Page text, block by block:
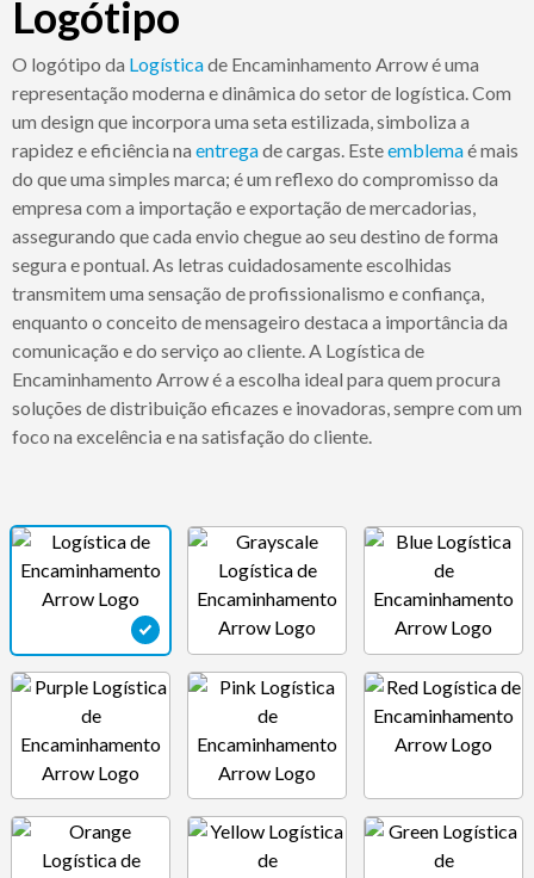
Logótipo
O logótipo da Logísticade Encaminhamento Arrow é uma
representação moderna e dinâmica do setor de logística. Com
um design que incorpora uma seta estilizada, simboliza a
rapidez e eficiência na entregade cargas. Esteemblemaé mais
do que uma simples marca; é um reflexo do compromisso da
empresa com a importação e exportação de mercadorias,
assegurando que cada envio chegue ao seu destino de forma
segura e pontual. As letras cuidadosamente escolhidas
transmitem uma sensação de profissionalismo e confiança,
enquanto o conceito de mensageiro destaca a importância da
comunicação e do serviço ao cliente. A Logística de
Encaminhamento Arrow é a escolha ideal para quem procura
soluções de distribuição eficazes e inovadoras, sempre com um
foco na excelência e na satisfação do cliente.